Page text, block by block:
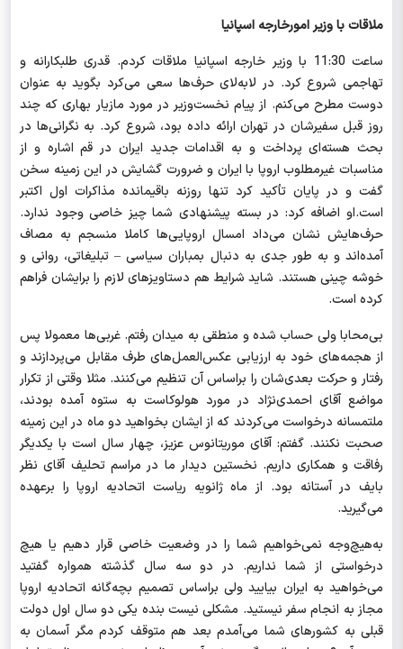
ملاقات با وزیر امورخارجه اسپانیا
ساعت 11:30 با وزیر خارجه اسپانیا ملاقات کردم. قدری طلبکارانه و
تهاجمی شروع کرد. در لابه‌لای حرف‌ها سعی می‌کرد بگوید به عنوان
دوست مطرح می‌کنم. از پیام نخست‌وزیر در مورد مازیار بهاری که چند
روز قبل سفیرشان در تهران ارائه داده بود، شروع کرد. به نگرانی‌ها در
بحث هسته‌ای پرداخت و به اقدامات جدید ایران در قم اشاره و از
مناسبات غیرمطلوب اروپا با ایران و ضرورت گشایش در این زمینه سخن
گفت و در پایان تأکید کرد تنها روزنه باقیمانده مذاکرات اول اکتبر
است.او اضافه کرد: در بسته پیشنهادی شما چیز خاصی وجود ندارد.
حرف‌هایش نشان می‌داد امسال اروپایی‌ها کاملا منسجم به مصاف
آمده‌اند و به طور جدی به دنبال بمباران سیاسی –تبلیغاتی، روانی و
خوشه چینی هستند. شاید شرایط هم دستاویزهای لازم را برایشان فراهم
کرده است.
بی‌محابا ولی حساب شده و منطقی به میدان رفتم. غربی‌ها معمولا پس
از هجمه‌های خود به ارزیابی عکس‌العمل‌های طرف مقابل می‌پردازند و
رفتار و حرکت بعدی‌شان را براساس آن تنظیم می‌کنند. مثلا وقتی از تکرار
مواضع آقای احمدی‌نژاد در مورد هولوکاست به ستوه آمده بودند،
ملتمسانه درخواست می‌کردند که از ایشان بخواهید دو ماه در این زمینه
صحبت نکنند. گفتم: آقای موریتانوس عزیز، چهار سال است با یکدیگر
رفاقت و همکاری داریم. نخستین دیدار ما در مراسم تحلیف آقای نظر
بایف در آستانه بود. از ماه ژانویه ریاست اتحادیه اروپا را برعهده
می‌گیرید.
به‌هیچ‌وجه نمی‌خواهیم شما را در وضعیت خاصی قرار دهیم یا هیچ
درخواستی از شما نداریم. در دو سه سال گذشته همواره گفتید
می‌خواهید به ایران بیایید ولی براساس تصمیم بچه‌گانه اتحادیه اروپا
مجاز به انجام سفر نیستید. مشکلی نیست بنده یکی دو سال اول دولت
قبلی به کشورهای شما می‌آمدم بعد هم متوقف کردم مگر آسمان به